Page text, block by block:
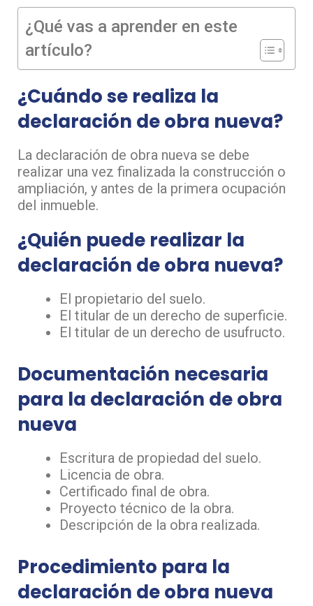
¿Qué vas a aprender en este
artículo?
¿Cuándo se realiza la
declaración de obra nueva?
La declaración de obra nueva se debe
realizar una vez finalizada la construcción o
ampliación, y antes de la primera ocupación
del inmueble.
¿Quién puede realizar la
declaración de obra nueva?
El propietario del suelo.
El titular de un derecho de superficie.
El titular de un derecho de usufructo.
Documentación necesaria
para la declaración de obra
nueva
Escritura de propiedad del suelo.
Licencia de obra.
Certificado final de obra.
Proyecto técnico de la obra.
Descripción de la obra realizada.
Procedimiento para la
declaración de obra nueva